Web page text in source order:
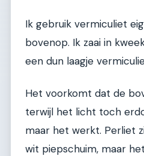
Ik gebruik vermiculiet
bovenop. Ik zaai in
een dun laagje
Het voorkomt dat de
terwijl het licht toch
maar het werkt. Perliet
wit piepschuim, maar